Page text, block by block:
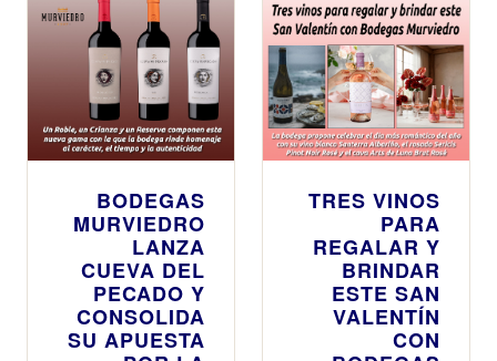
internacional de
la marca
del concurso
más influyente
de Alemania
BODEGAS
MURVIEDRO
LANZA
CUEVA DEL
PECADO Y
CONSOLIDA
SU APUESTA
TRES VINOS
PARA
REGALAR Y
BRINDAR
ESTE SAN
VALENTÍN
CON